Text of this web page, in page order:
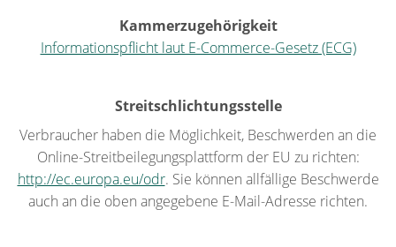
Kammerzugehörigkeit
Informationspflicht laut E-Commerce-Gesetz (ECG)
Streitschlichtungsstelle
Verbraucher haben die Möglichkeit, Beschwerden an die
Online-Streitbeilegungsplattform der EU zu richten:
http://ec.europa.eu/odr. Sie können allfällige Beschwerde
auch an die oben angegebene E-Mail-Adresse richten.